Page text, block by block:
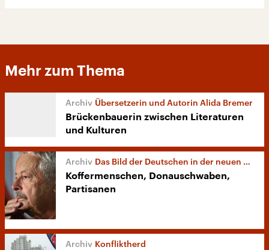
Mehr zum Thema
Übersetzerin und Autorin Alida Bremer
Brückenbauerin zwischen Literaturen
und Kulturen
Das Bild der Deutschen in der neuen kroatischen Literatur
Koffermenschen, Donauschwaben,
Partisanen
Konfliktherd